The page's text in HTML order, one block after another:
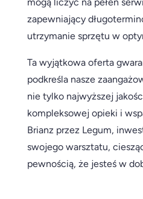
zapewniający
utrzymanie sprzętu w
Ta wyjątkowa oferta
podkreśla nasze
nie tylko najwyższej
kompleksowej opieki i
Brianz przez Legum,
swojego warsztatu,
pewnością, że jesteś w